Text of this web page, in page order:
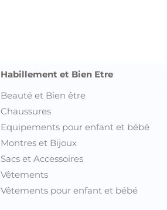
Habillement et Bien Etre
Beauté et Bien être
Chaussures
Equipements pour enfant et bébé
Montres et Bijoux
Sacs et Accessoires
Vêtements
Vêtements pour enfant et bébé